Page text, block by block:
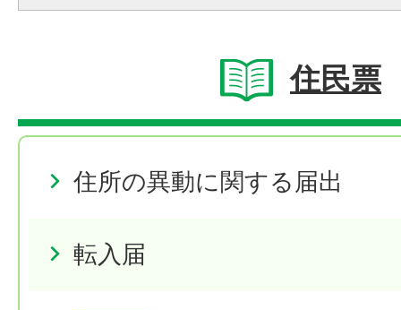
住民票
住所の異動に関する届出
転入届